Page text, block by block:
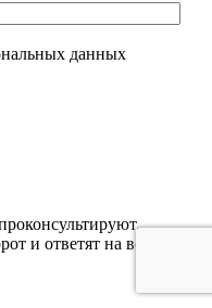
данных
и ответят на все Ваши